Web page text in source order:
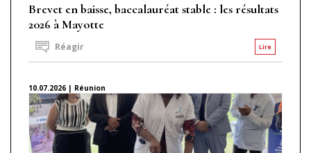
Brevet en baisse, baccalauréat stable : les résultats
2026 à Mayotte
Lire
Réagir
10.07.2026 | Réunion